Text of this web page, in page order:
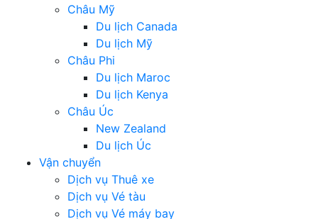
Châu Mỹ
Du lịch Canada
Du lịch Mỹ
Châu Phi
Du lịch Maroc
Du lịch Kenya
Châu Úc
New Zealand
Du lịch Úc
Vận chuyển
Dịch vụ Thuê xe
Dịch vụ Vé tàu
Dịch vụ Vé máy bay